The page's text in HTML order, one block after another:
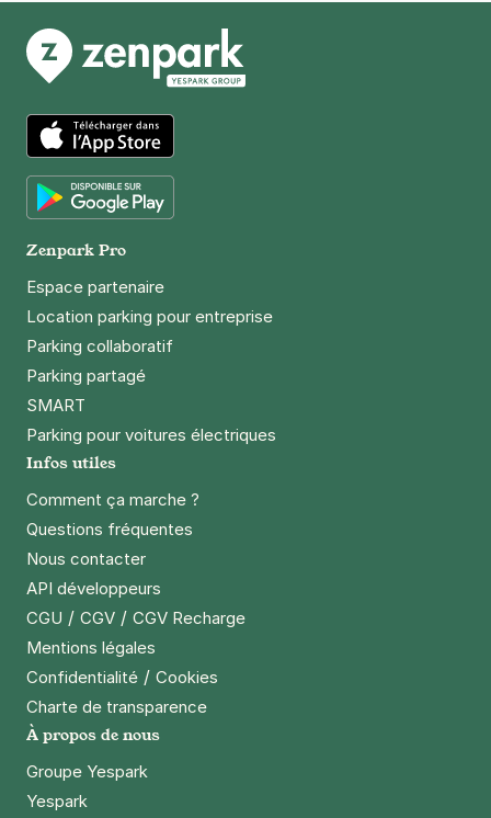
App Store
Zenpark Pro
Espace partenaire
Location parking pour entreprise
Parking collaboratif
Parking partagé
SMART
Parking pour voitures électriques
Infos utiles
Comment ça marche ?
Questions fréquentes
Nous contacter
API développeurs
CGU / CGV / CGV Recharge
Mentions légales
Confidentialité / Cookies
Charte de transparence
À propos de nous
Groupe Yespark
Yespark